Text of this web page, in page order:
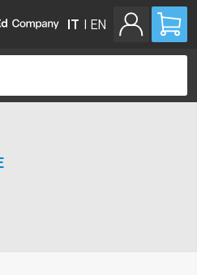
IT | EN